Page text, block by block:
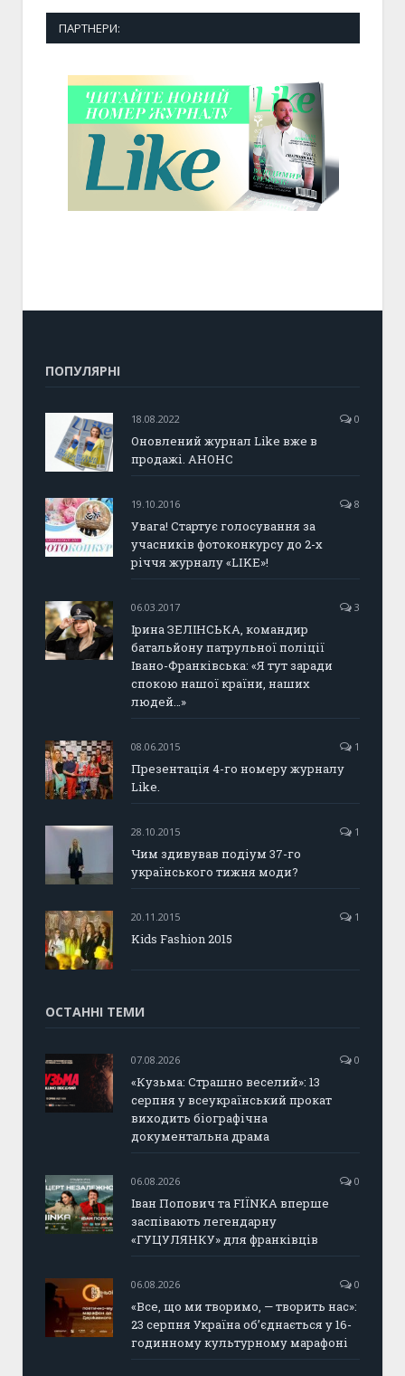
ПАРТНЕРИ:
ПОПУЛЯРНІ
18.08.2022 0
Оновлений журнал Like вже в
продажі. АНОНС
19.10.2016 8
Увага! Стартує голосування за
учасників фотоконкурсу до 2-х
річчя журналу «LIKE»!
06.03.2017 3
Ірина ЗЕЛІНСЬКА, командир
батальйону патрульної поліції
Івано-Франківська: «Я тут заради
спокою нашої країни, наших
людей…»
08.06.2015 1
Презентація 4-го номеру журналу
Like.
28.10.2015 1
Чим здивував подіум 37-го
українського тижня моди?
20.11.2015 1
Kids Fashion 2015
ОСТАННІ ТЕМИ
07.08.2026 0
«Кузьма: Страшно веселий»: 13
серпня у всеукраїнський прокат
виходить біографічна
документальна драма
06.08.2026 0
Іван Попович та FIÏNKA вперше
заспівають легендарну
«ГУЦУЛЯНКУ» для франківців
06.08.2026 0
«Все, що ми творимо, — творить нас»:
23 серпня Україна об’єднається у 16-
годинному культурному марафоні